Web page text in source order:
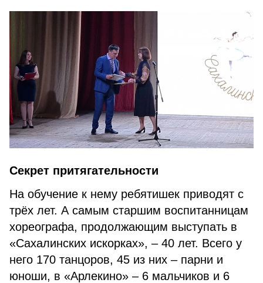
Секрет притягательности
На обучение к нему ребяти­шек приводят с
трёх лет. А самым старшим воспитанницам
хорео­графа, продолжающим выступать в
«Сахалинских искорках», – 40 лет. Всего у
него 170 танцоров, 45 из них – парни и
юноши, в «Арле­кино» – 6 мальчиков и 6